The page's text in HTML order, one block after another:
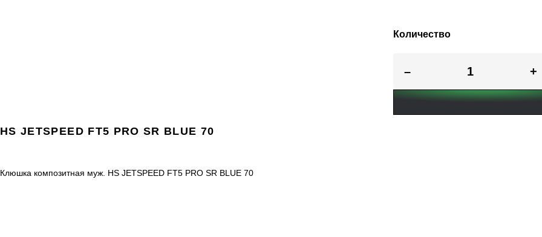
Количество
– +
HS JETSPEED FT5 PRO SR BLUE 70
Клюшка композитная муж. HS JETSPEED FT5 PRO SR BLUE 70